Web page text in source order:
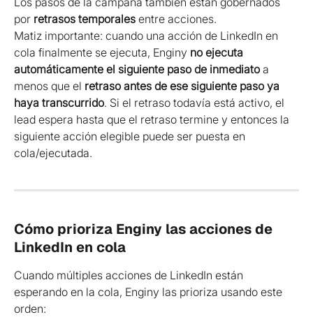
por retrasos temporales entre acciones.
Matiz importante: cuando una acción de LinkedIn en
cola finalmente se ejecuta, Enginy no ejecuta
automáticamente el siguiente paso de inmediato a
menos que el retraso antes de ese siguiente paso ya
haya transcurrido. Si el retraso todavía está activo, el
lead espera hasta que el retraso termine y entonces la
siguiente acción elegible puede ser puesta en
cola/ejecutada.
Cómo prioriza Enginy las acciones de
LinkedIn en cola
Cuando múltiples acciones de LinkedIn están
esperando en la cola, Enginy las prioriza usando este
orden: